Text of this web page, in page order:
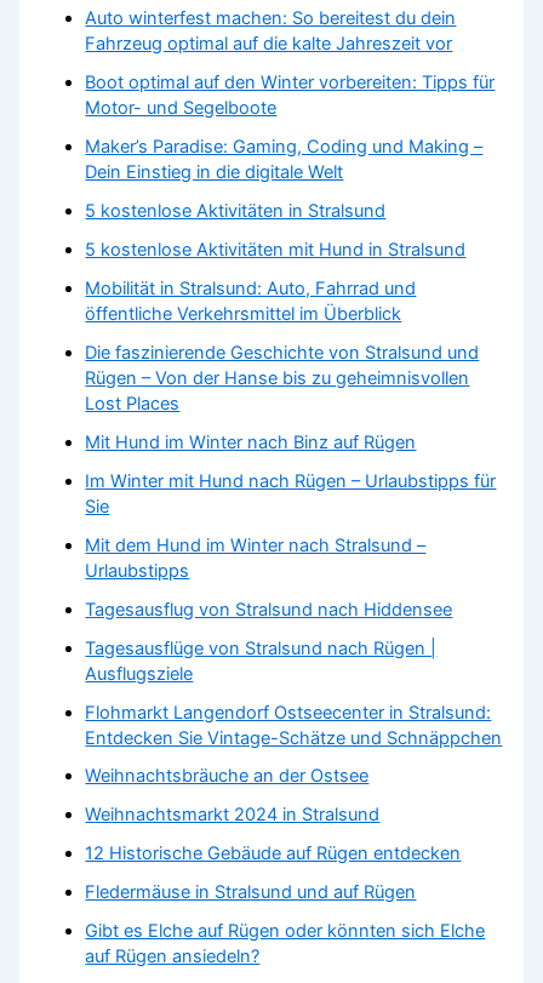
Auto winterfest machen: So bereitest du dein
Fahrzeug optimal auf die kalte Jahreszeit vor
Boot optimal auf den Winter vorbereiten: Tipps für
Motor- und Segelboote
Maker’s Paradise: Gaming, Coding und Making –
Dein Einstieg in die digitale Welt
5 kostenlose Aktivitäten in Stralsund
5 kostenlose Aktivitäten mit Hund in Stralsund
Mobilität in Stralsund: Auto, Fahrrad und
öffentliche Verkehrsmittel im Überblick
Die faszinierende Geschichte von Stralsund und
Rügen – Von der Hanse bis zu geheimnisvollen
Lost Places
Mit Hund im Winter nach Binz auf Rügen
Im Winter mit Hund nach Rügen – Urlaubstipps für
Sie
Mit dem Hund im Winter nach Stralsund –
Urlaubstipps
Tagesausflug von Stralsund nach Hiddensee
Tagesausflüge von Stralsund nach Rügen |
Ausflugsziele
Flohmarkt Langendorf Ostseecenter in Stralsund:
Entdecken Sie Vintage-Schätze und Schnäppchen
Weihnachtsbräuche an der Ostsee
Weihnachtsmarkt 2024 in Stralsund
12 Historische Gebäude auf Rügen entdecken
Fledermäuse in Stralsund und auf Rügen
Gibt es Elche auf Rügen oder könnten sich Elche
auf Rügen ansiedeln?